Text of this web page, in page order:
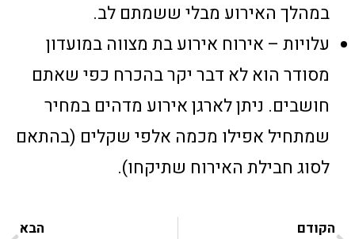
במהלך האירוע מבלי ששמתם לב.
עלויות – אירוח אירוע בת מצווה במועדון
מסודר הוא לא דבר יקר בהכרח כפי שאתם
חושבים. ניתן לארגן אירוע מדהים במחיר
שמתחיל אפילו מכמה אלפי שקלים (בהתאם
לסוג חבילת האירוח שתיקחו).
הקודם הבא